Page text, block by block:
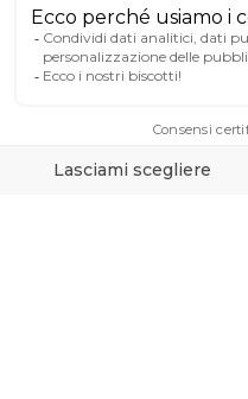
A PROPOSITO DI MILIBOO
AIUTO & CONTATTO